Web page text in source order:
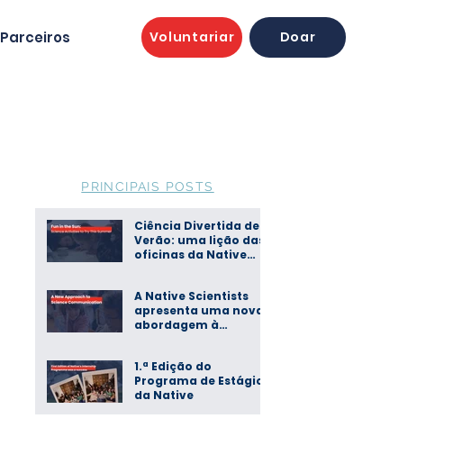
Parceiros Voluntariar Doar
PRINCIPAIS POSTS
Ciência Divertida de
Verão: uma lição das
oficinas da Native
A Native Scientists
apresenta uma nova
abordagem à
1.ª Edição do
Programa de Estágios
da Native